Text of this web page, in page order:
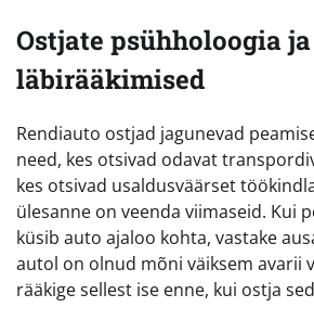
Ostjate psühholoogia ja
läbirääkimised
Rendiauto ostjad jagunevad
need, kes otsivad odavat
kes otsivad usaldusväärset
ülesanne on veenda viimaseid. Kui
küsib auto ajaloo kohta, vastake
autol on olnud mõni väiksem avarii
rääkige sellest ise enne, kui ostja